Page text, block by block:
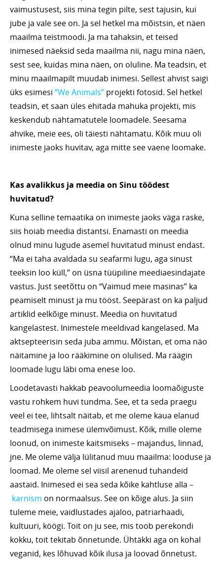
vaimustusest, siis mina tegin pilte, sest tajusin, kui
jube ja vale see on. Ja sel hetkel ma mõistsin, et näen
maailma teistmoodi. Ja ma tahaksin, et teised
inimesed näeksid seda maailma nii, nagu mina näen,
sest see, kuidas mina näen, on oluline. Ma teadsin, et
minu maailmapilt muudab inimesi. Sellest ahvist saigi
üks esimesi “We Animals” projekti fotosid. Sel hetkel
teadsin, et saan üles ehitada mahuka projekti, mis
keskendub nähtamatutele loomadele. Seesama
ahvike, meie ees, oli täiesti nähtamatu. Kõik muu oli
inimeste jaoks huvitav, aga mitte see vaene loomake.
Kas avalikkus ja meedia on Sinu töödest
huvitatud?
Kuna selline temaatika on inimeste jaoks väga raske,
siis hoiab meedia distantsi. Enamasti on meedia
olnud minu lugude asemel huvitatud minust endast.
“Ma ei taha avaldada su seafarmi lugu, aga sinust
teeksin loo küll,” on üsna tüüpiline meediaesindajate
vastus. Just seetõttu on “Vaimud meie masinas” ka
peamiselt minust ja mu tööst. Seepärast on ka paljud
artiklid eelkõige minust. Meedia on huvitatud
kangelastest. Inimestele meeldivad kangelased. Ma
aktsepteerisin seda juba ammu. Mõistan, et oma näo
näitamine ja loo rääkimine on olulised. Ma räägin
loomade lugu läbi oma enese loo.
Loodetavasti hakkab peavoolumeedia loomaõiguste
vastu rohkem huvi tundma. See, et ta seda praegu
veel ei tee, lihtsalt näitab, et me oleme kaua elanud
teadmisega inimese ülemvõimust. Kõik, mille oleme
loonud, on inimeste kaitsmiseks – majandus, linnad,
jne. Me oleme välja lülitanud muu maailma: looduse ja
loomad. Me oleme sel viisil arenenud tuhandeid
aastaid. Inimesed ei sea seda kõike kahtluse alla –
karnism on normaalsus. See on kõige alus. Ja siin
tuleme meie, vaidlustades ajaloo, patriarhaadi,
kultuuri, köögi. Toit on ju see, mis toob perekondi
kokku, toit tekitab õnnetunde. Ühtäkki aga on kohal
veganid, kes lõhuvad kõik ilusa ja loovad õnnetust.